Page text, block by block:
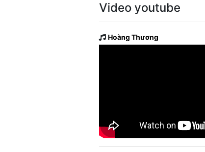
Video youtube
Hoàng Thương